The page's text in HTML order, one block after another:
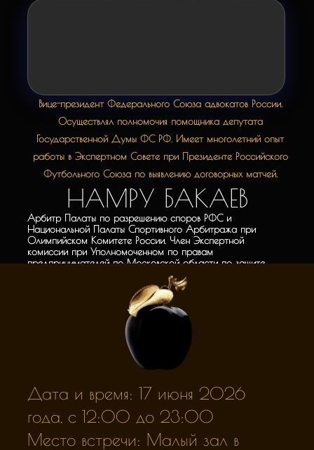
ЕЛЕНА КУРЧ
ТОП Советник. Доктор философии бизнеса и политики
Основатель и CEO Dr. KURCH TOP Management
Academy
Зав. кафедры EMBA и DBA Факультета философии
бизнеса и политики в Open European Academy of
Economics and Politics (Чехия)
Ценности Академии "АТОМ"
Private
Practice
Prestige
Трансформация мышления собственника уникальна,
а развитие и масштабирование бизнеса всегда
требуют индивидуального подхода, поскольку не
существует универсальных методик и готовых
Знания прежде всего должны стать ежедневной практикой
и только тогда от них есть польза
и высокая степень усвоения до 95 %
лидеры российского и международного бизнеса.
Они несут высокие стандарты и культуру
управления. Это элита, формирующая будущее.
Вице-президент Федерального Союза адвокатов России.
Осуществлял полномочия помощника депутата
Государственной Думы ФС РФ. Имеет многолетний опыт
работы в Экспертном Совете при Президенте Российского
Футбольного Союза по выявлению договорных матчей.
НАМРУ БАКАЕВ
Арбитр Палаты по разрешению споров РФС и
Национальной Палаты Спортивного Арбитража при
Олимпийском Комитете России. Член Экспертной
комиссии при Уполномоченном по правам
предпринимателей по Московской области по защите
Специально
приглашенный
гость
Дата и время: 17 июня 2026
года, с 12:00 до 23:00
Место встречи: Малый зал в